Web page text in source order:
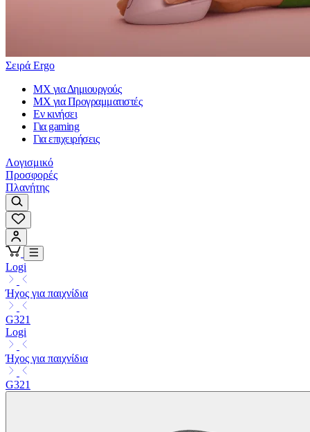
Σειρά Ergo
MX για Δημιουργούς
MX για Προγραμματιστές
Εν κινήσει
Για gaming
Για επιχειρήσεις
Λογισμικό
Προσφορές
Πλανήτης
Logi
Ήχος για παιχνίδια
G321
Logi
Ήχος για παιχνίδια
G321